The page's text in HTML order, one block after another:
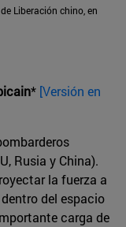
Liberación chino, en
* [Versión en
Rusia y China).
la fuerza a
del espacio
carga de